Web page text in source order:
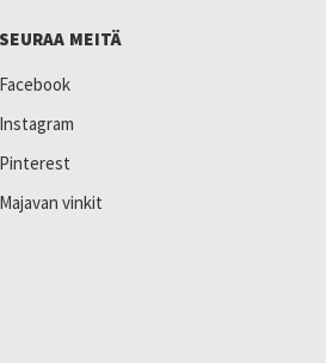
SEURAA MEITÄ
Facebook
Instagram
Pinterest
Majavan vinkit